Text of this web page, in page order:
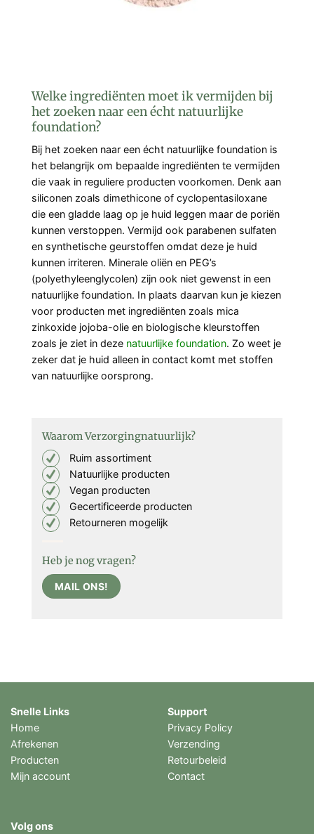
Welke ingrediënten moet ik vermijden bij
het zoeken naar een écht natuurlijke
foundation?
Bij het zoeken naar een écht natuurlijke foundation is
het belangrijk om bepaalde ingrediënten te vermijden
die vaak in reguliere producten voorkomen. Denk aan
siliconen zoals dimethicone of cyclopentasiloxane
die een gladde laag op je huid leggen maar de poriën
kunnen verstoppen. Vermijd ook parabenen sulfaten
en synthetische geurstoffen omdat deze je huid
kunnen irriteren. Minerale oliën en PEG’s
(polyethyleenglycolen) zijn ook niet gewenst in een
natuurlijke foundation. In plaats daarvan kun je kiezen
voor producten met ingrediënten zoals mica
zinkoxide jojoba-olie en biologische kleurstoffen
zoals je ziet in deze natuurlijke foundation. Zo weet je
zeker dat je huid alleen in contact komt met stoffen
van natuurlijke oorsprong.
Waarom Verzorgingnatuurlijk?
Ruim assortiment
Natuurlijke producten
Vegan producten
Gecertificeerde producten
Retourneren mogelijk
Heb je nog vragen?
MAIL ONS!
Snelle Links
Home
Afrekenen
Producten
Mijn account
Support
Privacy Policy
Verzending
Retourbeleid
Contact
Volg ons